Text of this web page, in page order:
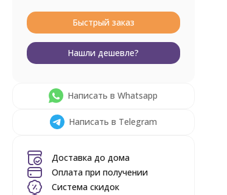
Быстрый заказ
Нашли дешевле?
Написать в Whatsapp
Написать в Telegram
Доставка до дома
Оплата при получении
Система скидок